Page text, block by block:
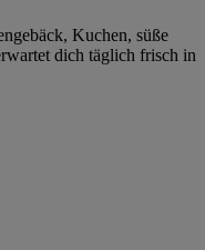
Kuchen, süße
dich täglich frisch in